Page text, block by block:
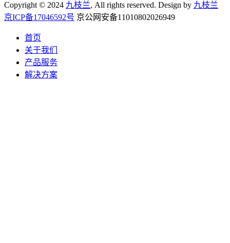
Copyright © 2024 九枝兰, All rights reserved. Design by 九枝兰
京ICP备17046592号 京公网安备11010802026949
首页
关于我们
产品服务
解决方案